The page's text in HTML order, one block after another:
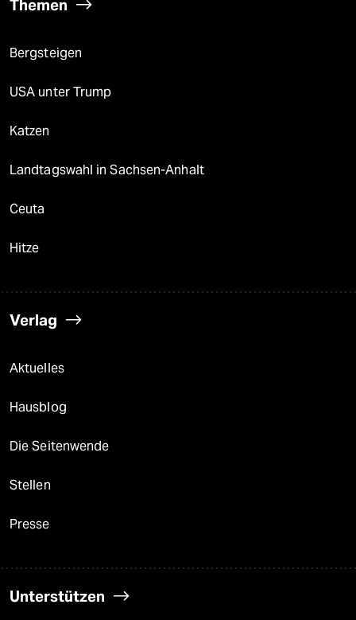
Themen
Bergsteigen
USA unter Trump
Katzen
Landtagswahl in Sachsen-Anhalt
Ceuta
Hitze
Verlag
Aktuelles
Hausblog
Die Seitenwende
Stellen
Presse
Unterstützen